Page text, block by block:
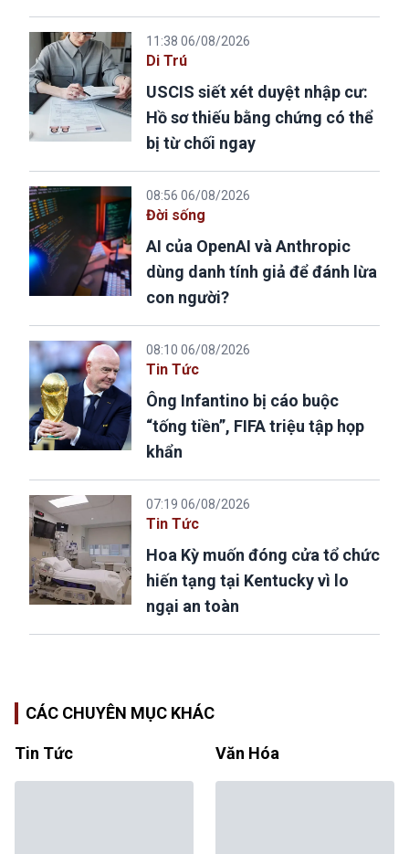
11:38 06/08/2026
Di Trú
USCIS siết xét duyệt nhập cư:
Hồ sơ thiếu bằng chứng có thể
bị từ chối ngay
08:56 06/08/2026
Đời sống
AI của OpenAI và Anthropic
dùng danh tính giả để đánh lừa
con người?
08:10 06/08/2026
Tin Tức
Ông Infantino bị cáo buộc
“tống tiền”, FIFA triệu tập họp
khẩn
07:19 06/08/2026
Tin Tức
Hoa Kỳ muốn đóng cửa tổ chức
hiến tạng tại Kentucky vì lo
ngại an toàn
CÁC CHUYÊN MỤC KHÁC
Tin Tức Văn Hóa